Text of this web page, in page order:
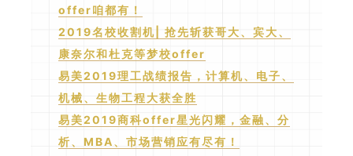
offer咱都有！
2019名校收割机| 抢先斩获哥大、宾大、
康奈尔和杜克等梦校offer
易美2019理工战绩报告，计算机、电子、
机械、生物工程大获全胜
易美2019商科offer星光闪耀，金融、分
析、MBA、市场营销应有尽有！